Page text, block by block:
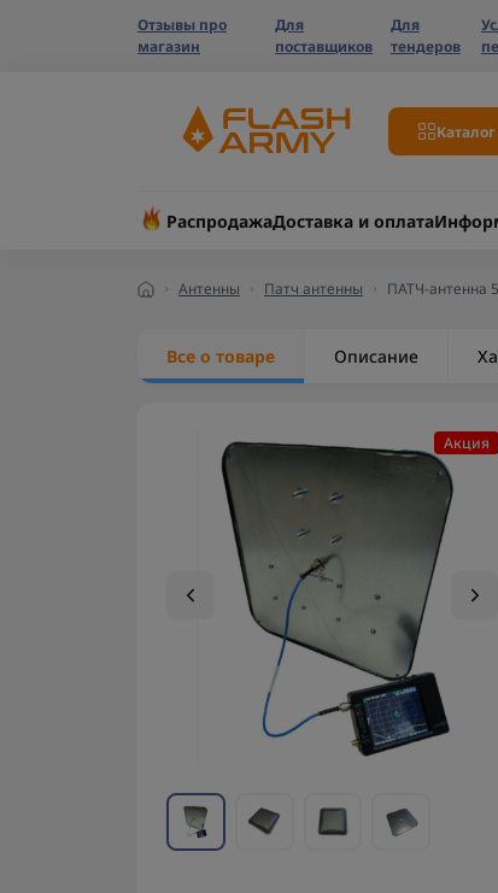
Отзывы про
магазин
Для
поставщиков
Для
тендеров
Каталог
РаспродажаДоставка и оплата
Антенны Патч антенны ПАТЧ-антенна
Все о товаре Описание
Акция